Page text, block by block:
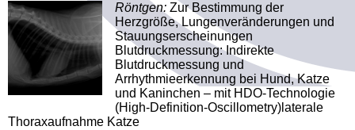
Röntgen:Zur Bestimmung der
Herzgröße, Lungenveränderungen und
Stauungserscheinungen
Blutdruckmessung: Indirekte
Blutdruckmessung und
Arrhythmieerkennung bei Hund, Katze
und Kaninchen – mit HDO-Technologie
(High-Definition-Oscillometry)laterale
Thoraxaufnahme Katze